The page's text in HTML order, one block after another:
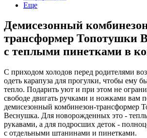
Еще
Демисезонный
трансформер Топотушки
с теплыми пинетками в
С приходом холодов перед родителями
одеть карапуза для прогулки, чтобы ему
тепло. Подарить уют и при этом не
свободе двигать ручками и ножками вам
демисезонный комбинезон-трансформер
Веснушка. Для новорожденных это -
рукавами, а для подросших деток -
с отдельными штанинами и пинетками.